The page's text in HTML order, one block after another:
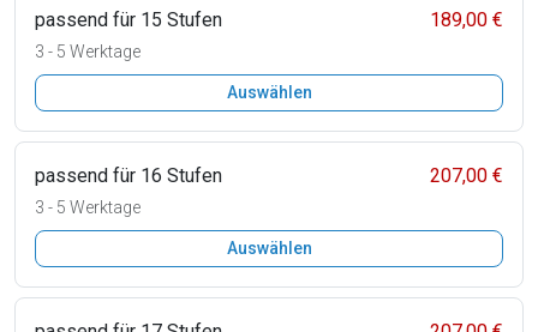
passend für 15 Stufen 189,00 €
3 - 5 Werktage
Auswählen
passend für 16 Stufen 207,00 €
3 - 5 Werktage
Auswählen